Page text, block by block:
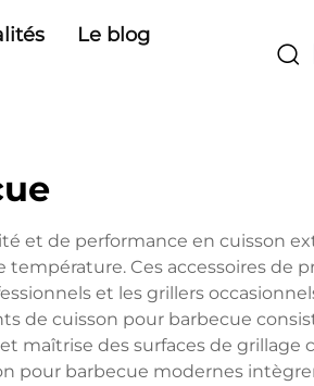
Le blog
et de performance en cuisson
Ces accessoires de
et les grillers
de cuisson pour barbecue
maîtrise des surfaces de grillage
pour barbecue modernes